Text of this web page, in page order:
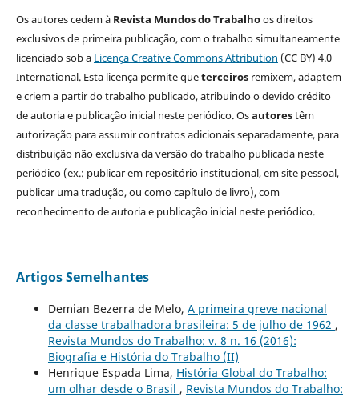
Os autores cedem à Revista Mundos do Trabalhoos direitos
exclusivos de primeira publicação, com o trabalho simultaneamente
licenciado sob a Licença Creative Commons Attribution (CC BY) 4.0
International. Esta licença permite queterceirosremixem, adaptem
e criem a partir do trabalho publicado, atribuindo o devido crédito
de autoria e publicação inicial neste periódico. Osautorestêm
autorização para assumir contratos adicionais separadamente, para
distribuição não exclusiva da versão do trabalho publicada neste
periódico (ex.: publicar em repositório institucional, em site pessoal,
publicar uma tradução, ou como capítulo de livro), com
reconhecimento de autoria e publicação inicial neste periódico.
Artigos Semelhantes
Demian Bezerra de Melo, A primeira greve nacional
da classe trabalhadora brasileira: 5 de julho de 1962 ,
Revista Mundos do Trabalho: v. 8 n. 16 (2016):
Biografia e História do Trabalho (II)
Henrique Espada Lima, História Global do Trabalho:
um olhar desde o Brasil , Revista Mundos do Trabalho: